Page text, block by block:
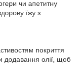
чи апетитну
їжу з
покриття
додавання олії, щоб